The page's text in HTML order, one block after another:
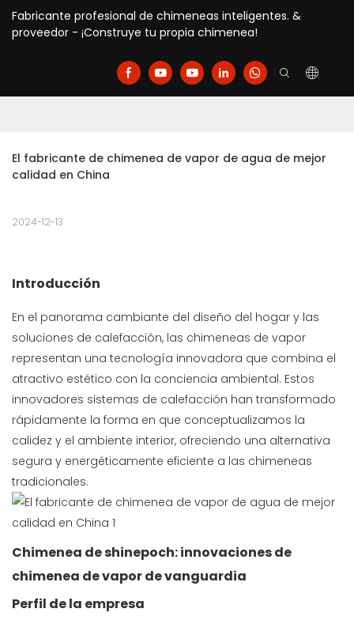
Fabricante profesional de chimeneas inteligentes. &
proveedor - ¡Construye tu propia chimenea!
El fabricante de chimenea de vapor de agua de mejor
calidad en China
2024-12-13
Introducción
En el panorama cambiante del diseño del hogar y las
soluciones de calefacción, las chimeneas de vapor
representan una tecnología innovadora que combina el
atractivo estético con la conciencia ambiental. Estos
innovadores sistemas de calefacción han transformado
rápidamente la forma en que conceptualizamos la
calidez y el ambiente interior, ofreciendo una alternativa
segura y energéticamente eficiente a las chimeneas
tradicionales.
Chimenea de shinepoch: innovaciones de
chimenea de vapor de vanguardia
Perfil de la empresa